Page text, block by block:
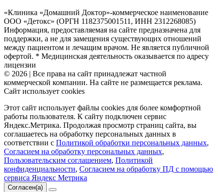
«Клиника «Домашний Доктор»-коммерческое наименование
ООО «Детокс» (ОРГН 1182375001511, ИНН 2312268085)
Информация, предоставляемая на сайте предназначена для
поддержки, а не для замещения существующих отношений
между пациентом и лечащим врачом. Не является публичной
офертой. * Медицинская деятельность оказывается по адресу
лицензии
© 2026 | Все права на сайт принадлежат частной
коммерческой компании. На сайте не размещается реклама.
Сайт использует cookies
Этот сайт использует файлы cookies для более комфортной
работы пользователя. К сайту подключен сервис
Яндекс.Метрика. Продолжая просмотр страниц сайта, вы
соглашаетесь на обработку персональных данных в
соответствии с Политикой обработки персональных данных,
Согласием на обработку персональных данных,
Пользовательским соглашением, Политикой
конфиденциальности, Согласием на обработку ПД с помощью
сервиса Яндекс Метрика
Согласен(а)